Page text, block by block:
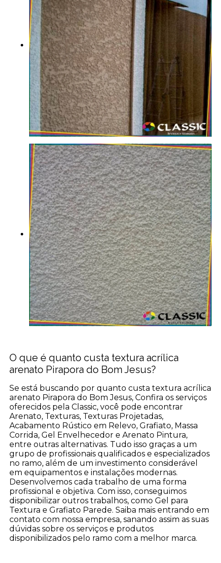
O que é quanto custa textura acrílica
arenato Pirapora do Bom Jesus?
Se está buscando por quanto custa textura acrílica
arenato Pirapora do Bom Jesus, Confira os serviços
oferecidos pela Classic, você pode encontrar
Arenato, Texturas, Texturas Projetadas,
Acabamento Rústico em Relevo, Grafiato, Massa
Corrida, Gel Envelhecedor e Arenato Pintura,
entre outras alternativas. Tudo isso graças a um
grupo de profissionais qualificados e especializados
no ramo, além de um investimento considerável
em equipamentos e instalações modernas.
Desenvolvemos cada trabalho de uma forma
profissional e objetiva. Com isso, conseguimos
disponibilizar outros trabalhos, como Gel para
Textura e Grafiato Parede. Saiba mais entrando em
contato com nossa empresa, sanando assim as suas
dúvidas sobre os serviços e produtos
disponibilizados pelo ramo com a melhor marca.